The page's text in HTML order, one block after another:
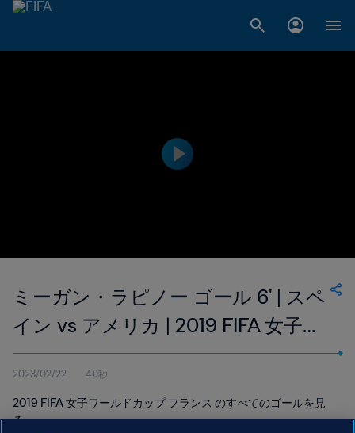
ミーガン・ラピノー ゴール 6' | スペ
イン vs アメリカ | 2019 FIFA 女子ワ
ールドカップ フランス
2023/02/22 40秒
2019 FIFA 女子ワールドカップ フランス のすべてのゴールを見
る。